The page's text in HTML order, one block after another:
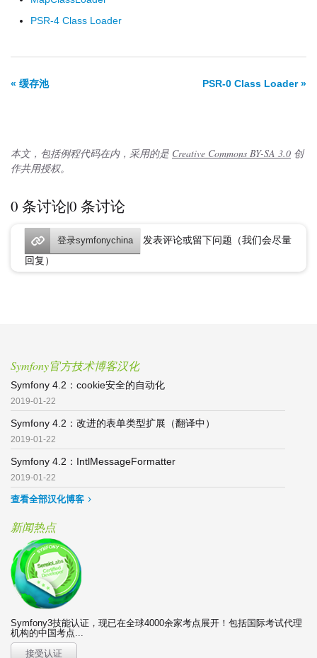
PSR-4 Class Loader
« 缓存池 PSR-0 Class Loader »
本文，包括例程代码在内，采用的是 Creative Commons BY-SA 3.0 创
作共用授权。
0 条讨论|0 条讨论
登录symfonychina
发表评论或留下问题（我们会尽量
回复）
Symfony官方技术博客汉化
Symfony 4.2：cookie安全的自动化
2019-01-22
Symfony 4.2：改进的表单类型扩展（翻译中）
2019-01-22
Symfony 4.2：IntlMessageFormatter
2019-01-22
查看全部汉化博客
新闻热点
Symfony3技能认证，现已在全球4000余家考点展开！包括国际考试代理
机构的中国考点...
接受认证